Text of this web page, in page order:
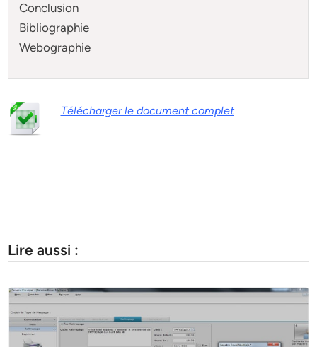
Conclusion
Bibliographie
Webographie
Télécharger le document complet
Lire aussi :